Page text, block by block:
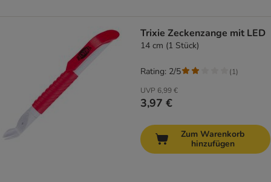
Trixie Zeckenzange mit LED
14 cm (1 Stück)
UVP 6,99 €
3,97 €
Rating: 2/5 (1)
Zum Warenkorb
hinzufügen